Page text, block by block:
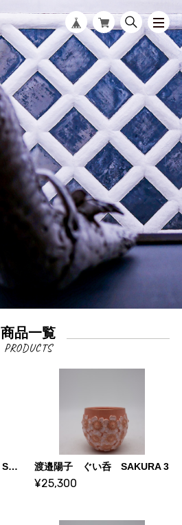
商品一覧
渡邉陽子 ぐい呑 花亀 SAKURA 渡邉陽子 ぐい呑 SAKURA 3
¥25,300